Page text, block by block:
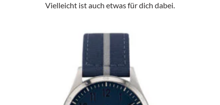
Vielleicht ist auch etwas für dich dabei.